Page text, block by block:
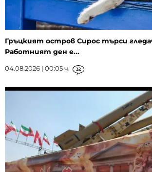
Гръцкият остров Сирос търси
Работният ден е...
04.08.2026 | 00:05 ч. 32